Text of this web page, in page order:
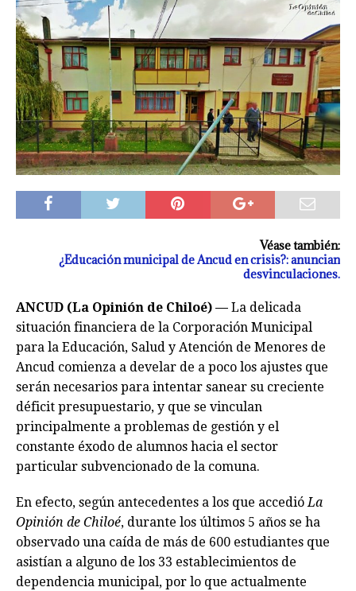
Véase también:
¿Educación municipal de Ancud en crisis?: anuncian
desvinculaciones.
ANCUD (La Opinión de Chiloé) — La delicada
situación financiera de la Corporación Municipal
para la Educación, Salud y Atención de Menores de
Ancud comienza a develar de a poco los ajustes que
serán necesarios para intentar sanear su creciente
déficit presupuestario, y que se vinculan
principalmente a problemas de gestión y el
constante éxodo de alumnos hacia el sector
particular subvencionado de la comuna.
En efecto, según antecedentes a los que accedióLa
Opinión de Chiloé, durante los últimos 5 años se ha
observado una caída de más de 600 estudiantes que
asistían a alguno de los 33 establecimientos de
dependencia municipal, por lo que actualmente